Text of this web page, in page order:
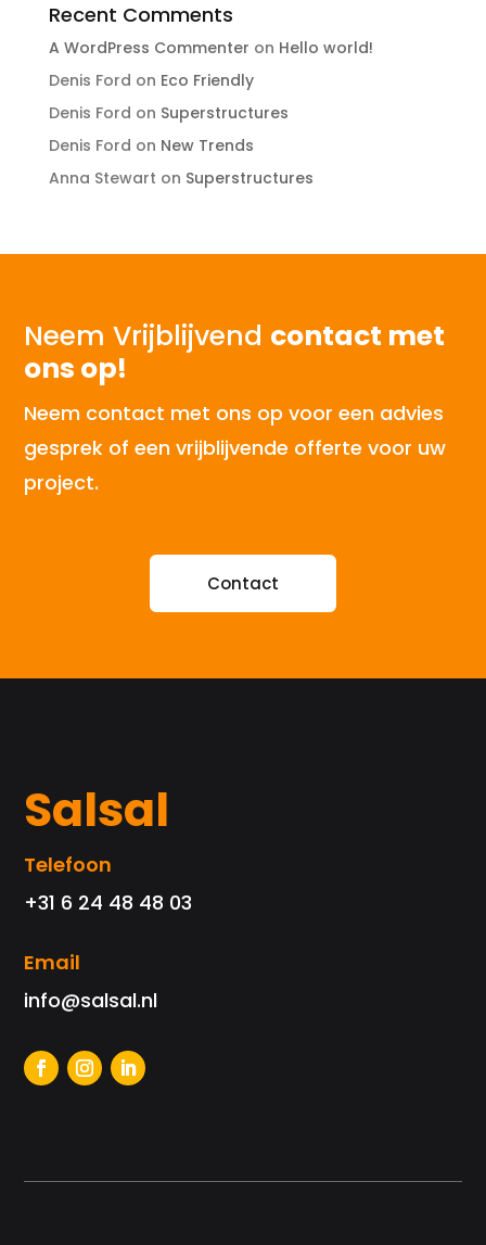
Recent Comments
A WordPress Commenter on Hello world!
Denis Ford on Eco Friendly
Denis Ford on Superstructures
Denis Ford on New Trends
Anna Stewart on Superstructures
Neem Vrijblijvend contact met
ons op!
Neem contact met ons op voor een advies
gesprek of een vrijblijvende offerte voor uw
project.
Contact
Salsal
Telefoon
+31 6 24 48 48 03
Email
info@salsal.nl